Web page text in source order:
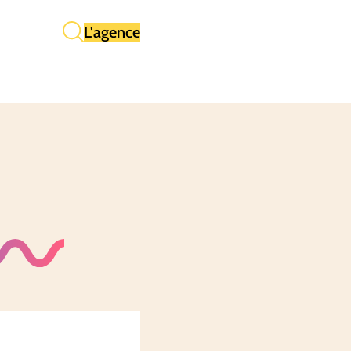
L'agence